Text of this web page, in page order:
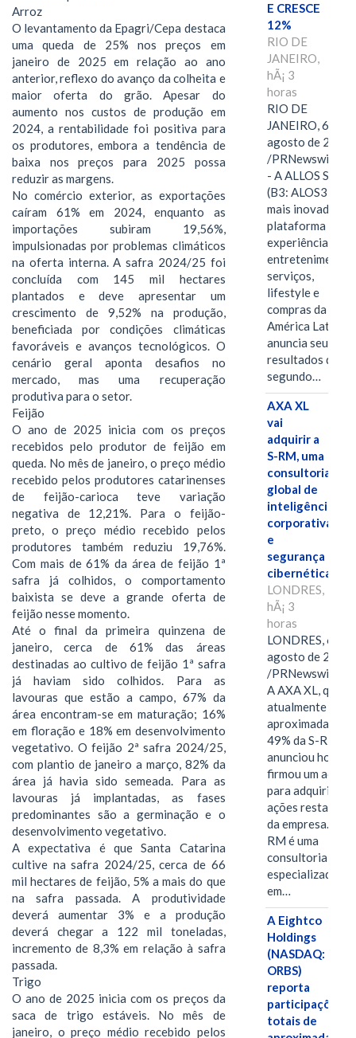
Arroz
O levantamento da Epagri/Cepa destaca
uma queda de 25% nos preços em
janeiro de 2025 em relação ao ano
anterior, reflexo do avanço da colheita e
maior oferta do grão. Apesar do
aumento nos custos de produção em
2024, a rentabilidade foi positiva para
os produtores, embora a tendência de
baixa nos preços para 2025 possa
reduzir as margens.
No comércio exterior, as exportações
caíram 61% em 2024, enquanto as
importações subiram 19,56%,
impulsionadas por problemas climáticos
na oferta interna. A safra 2024/25 foi
concluída com 145 mil hectares
plantados e deve apresentar um
crescimento de 9,52% na produção,
beneficiada por condições climáticas
favoráveis e avanços tecnológicos. O
cenário geral aponta desafios no
mercado, mas uma recuperação
produtiva para o setor.
Feijão
O ano de 2025 inicia com os preços
recebidos pelo produtor de feijão em
queda. No mês de janeiro, o preço médio
recebido pelos produtores catarinenses
de feijão-carioca teve variação
negativa de 12,21%. Para o feijão-
preto, o preço médio recebido pelos
produtores também reduziu 19,76%.
Com mais de 61% da área de feijão 1ª
safra já colhidos, o comportamento
baixista se deve a grande oferta de
feijão nesse momento.
Até o final da primeira quinzena de
janeiro, cerca de 61% das áreas
destinadas ao cultivo de feijão 1ª safra
já haviam sido colhidos. Para as
lavouras que estão a campo, 67% da
área encontram-se em maturação; 16%
em floração e 18% em desenvolvimento
vegetativo. O feijão 2ª safra 2024/25,
com plantio de janeiro a março, 82% da
área já havia sido semeada. Para as
lavouras já implantadas, as fases
predominantes são a germinação e o
desenvolvimento vegetativo.
A expectativa é que Santa Catarina
cultive na safra 2024/25, cerca de 66
mil hectares de feijão, 5% a mais do que
na safra passada. A produtividade
deverá aumentar 3% e a produção
deverá chegar a 122 mil toneladas,
incremento de 8,3% em relação à safra
passada.
Trigo
O ano de 2025 inicia com os preços da
saca de trigo estáveis. No mês de
janeiro, o preço médio recebido pelos
E CRESCE
12%
RIO DE
JANEIRO,
hÃ¡ 3
horas
RIO DE
JANEIRO, 6 de
agosto de 2026
/PRNewswire/ -
- A ALLOS S.A.
(B3: ALOS3), a
mais inovadora
plataforma de
experiências,
entretenimento,
serviços,
lifestyle e
compras da
América Latina
anuncia seus
resultados do
segundo…
AXA XL
vai
adquirir a
S-RM, uma
consultoria
global de
inteligência
corporativa
e
segurança
cibernética
LONDRES,
hÃ¡ 3
horas
LONDRES, 6 de
agosto de 2026
/PRNewswire/ --
A AXA XL, que
atualmente
49% da S-RM,
anunciou hoje
firmou um
para adquirir as
ações restantes
da empresa. A S-
RM é uma
consultoria
especializada
em…
A Eightco
Holdings
(NASDAQ:
ORBS)
reporta
participações
totais de